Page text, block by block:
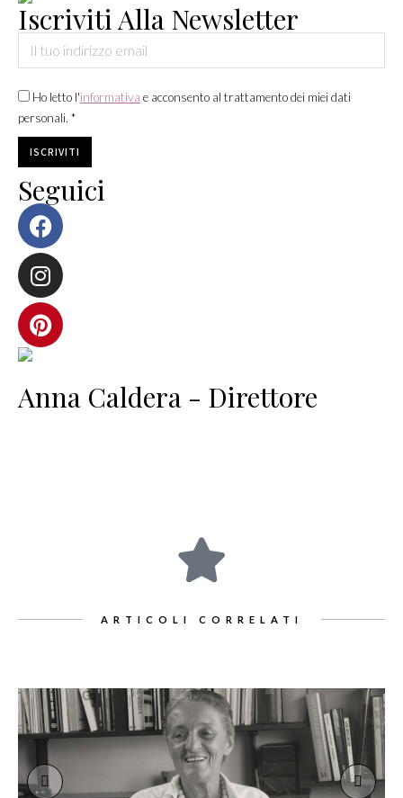
Iscriviti Alla Newsletter
Ho letto l'informativa e acconsento al trattamento dei miei dati
personali. *
Seguici
Anna Caldera - Direttore
ARTICOLI CORRELATI